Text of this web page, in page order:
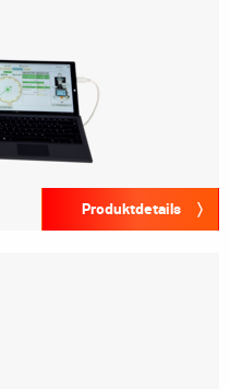
Produktdetails